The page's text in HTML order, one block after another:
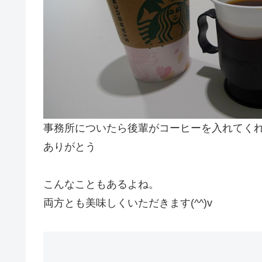
事務所についたら後輩がコーヒーを入れてく
ありがとう
こんなこともあるよね。
両方とも美味しくいただきます(^^)v